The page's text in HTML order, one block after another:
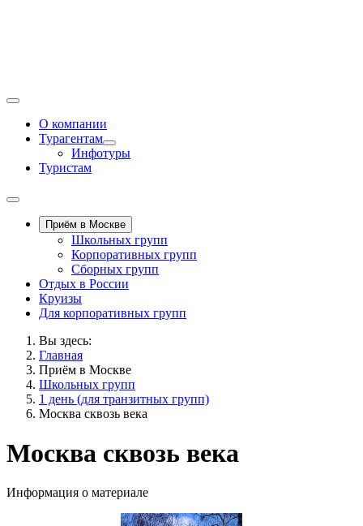
О компании
Турагентам
Инфотуры
Туристам
Приём в Москве
Школьных групп
Корпоративных групп
Сборных групп
Отдых в России
Круизы
Для корпоративных групп
Вы здесь:
Главная
Приём в Москве
Школьных групп
1 день (для транзитных групп)
Москва сквозь века
Москва сквозь века
Информация о материале